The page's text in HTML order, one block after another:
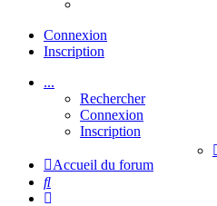
Connexion
Inscription
...
Rechercher
Connexion
Inscription
Accueil du forum
Rechercher